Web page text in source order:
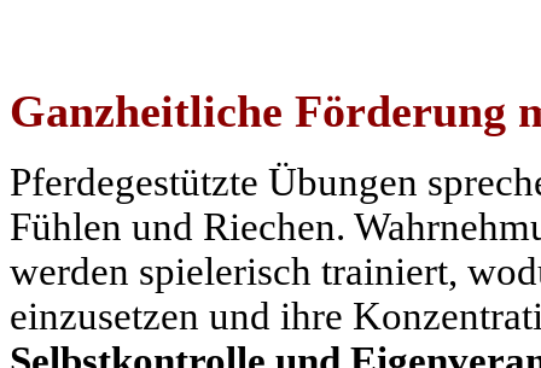
Ganzheitliche Förderung
Pferdegestützte Übungen
Fühlen und Riechen.
werden spielerisch trainiert,
einzusetzen und ihre